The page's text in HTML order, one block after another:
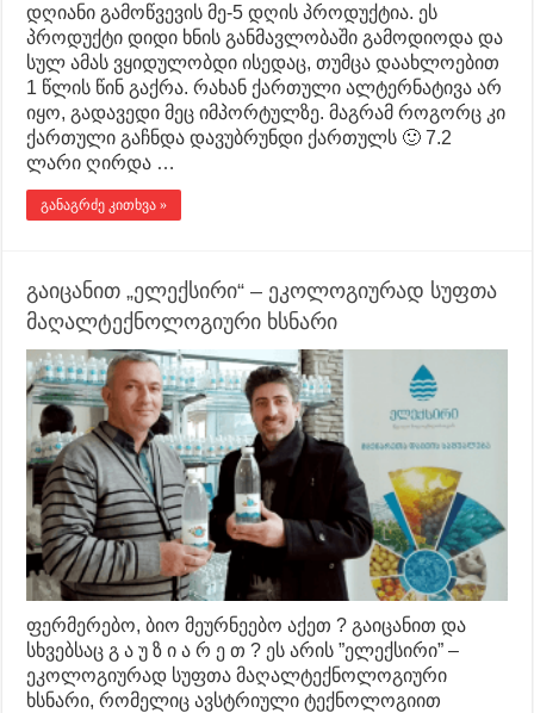
დღიანი გამოწვევის მე-5 დღის პროდუქტია. ეს
პროდუქტი დიდი ხნის განმავლობაში გამოდიოდა და
სულ ამას ვყიდულობდი ისედაც, თუმცა დაახლოებით
1 წლის წინ გაქრა. რახან ქართული ალტერნატივა არ
იყო, გადავედი მეც იმპორტულზე. მაგრამ როგორც კი
ქართული გაჩნდა დავუბრუნდი ქართულს 🙂 7.2
ლარი ღირდა …
განაგრძე კითხვა »
გაიცანით „ელექსირი“ – ეკოლოგიურად სუფთა
მაღალტექნოლოგიური ხსნარი
ფერმერებო, ბიო მეურნეებო აქეთ ? გაიცანით და
სხვებსაც გ ა უ ზ ი ა რ ე თ ? ეს არის ”ელექსირი” –
ეკოლოგიურად სუფთა მაღალტექნოლოგიური
ხსნარი, რომელიც ავსტრიული ტექნოლოგიით